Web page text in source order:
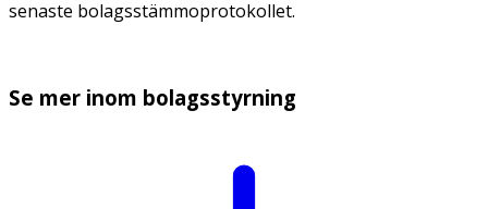
senaste bolagsstämmoprotokollet.
Se mer inom bolagsstyrning